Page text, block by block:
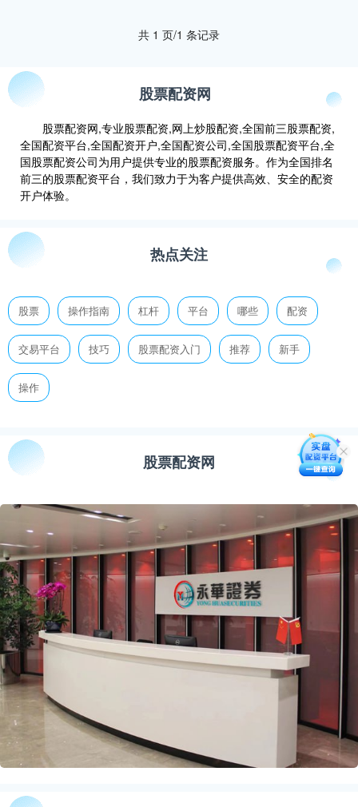
共 1 页/1 条记录
股票配资网
股票配资网,专业股票配资,网上炒股配资,全国前三股票配资,
全国配资平台,全国配资开户,全国配资公司,全国股票配资平台,全
国股票配资公司为用户提供专业的股票配资服务。作为全国排名
前三的股票配资平台，我们致力于为客户提供高效、安全的配资
开户体验。
热点关注
股票 操作指南 杠杆 平台 哪些 配资
交易平台 技巧 股票配资入门 推荐 新手
操作
股票配资网